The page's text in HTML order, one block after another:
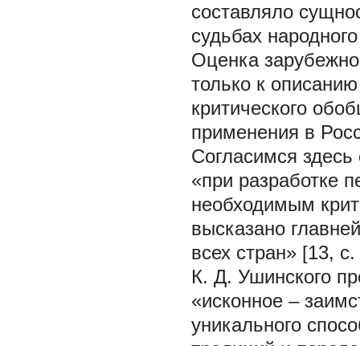
составляло
судьбах
Оценка
только к
критического
применения в
Согласимся
«при разработке
необходимым
высказано
всех стран» [13,
К. Д. Ушинского
«исконное –
уникального